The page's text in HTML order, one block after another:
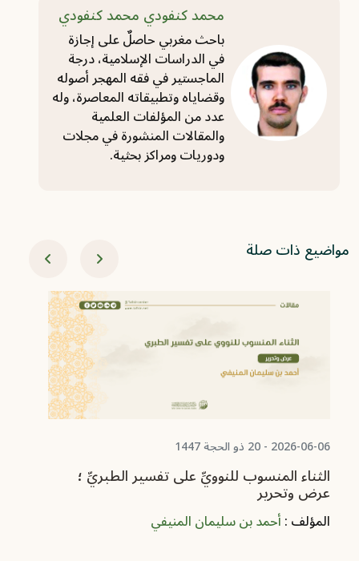
محمد كنفودي محمد كنفودي
باحث مغربي حاصلٌ على إجازة
في الدراسات الإسلامية، درجة
الماجستير في فقه المهجر أصوله
وقضاياه وتطبيقاته المعاصرة، وله
عدد من المؤلفات العلمية
والمقالات المنشورة في مجلات
ودوريات ومراكز بحثية.
مواضيع ذات صلة
2026-06-06 - 20 ذو الحجة 1447
الثناء المنسوب للنوويِّ على تفسير الطبريِّ ؛
‏عرض وتحرير
المؤلف :أحمد بن سليمان المنيفي